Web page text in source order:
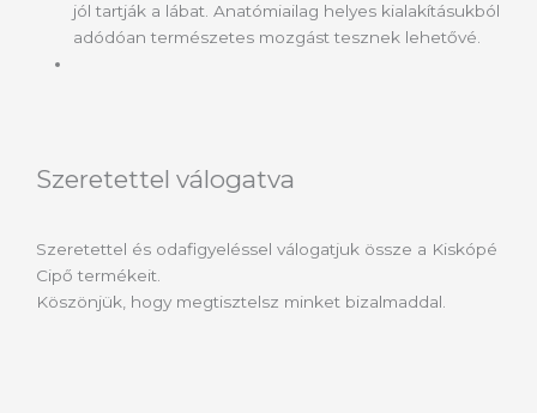
jól tartják a lábat. Anatómiailag helyes kialakításukból
adódóan természetes mozgást tesznek lehetővé.
Szeretettel válogatva
Szeretettel és odafigyeléssel válogatjuk össze a Kiskópé
Cipő termékeit.
Köszönjük, hogy megtisztelsz minket bizalmaddal.